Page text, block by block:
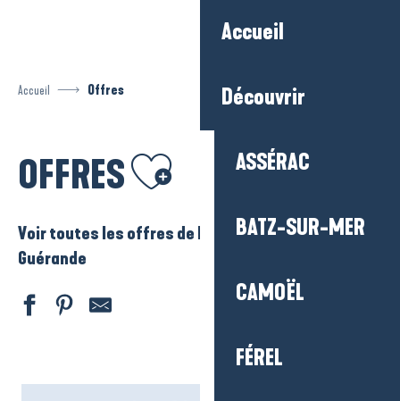
Accueil
Découvrir
ASSÉRAC
BATZ-SUR-MER
CAMOËL
FÉREL
Accueil Offres
OFFRES Ajouter aux favoris
Voir toutes les offres de La Baule – Presqu’ile de
Guérande